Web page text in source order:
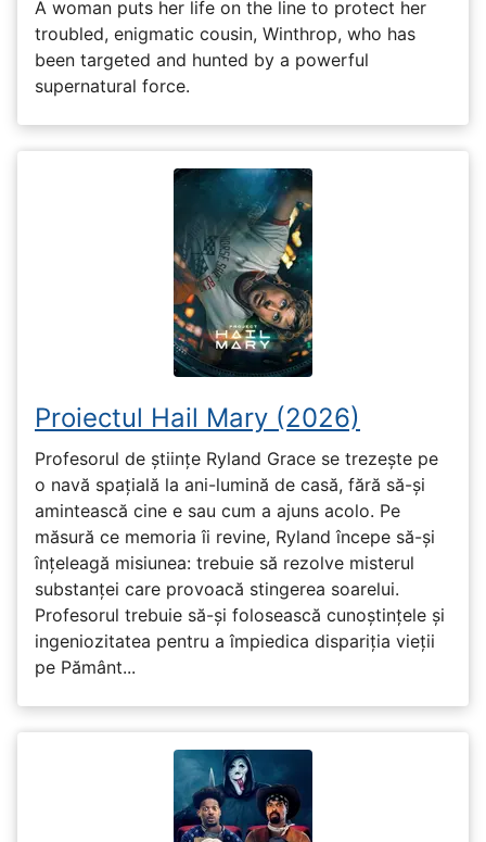
A woman puts her life on the line to protect her
troubled, enigmatic cousin, Winthrop, who has
been targeted and hunted by a powerful
supernatural force.
Proiectul Hail Mary (2026)
Profesorul de științe Ryland Grace se trezește pe
o navă spațială la ani-lumină de casă, fără să-și
amintească cine e sau cum a ajuns acolo. Pe
măsură ce memoria îi revine, Ryland începe să-și
înțeleagă misiunea: trebuie să rezolve misterul
substanței care provoacă stingerea soarelui.
Profesorul trebuie să-și folosească cunoștințele și
ingeniozitatea pentru a împiedica dispariția vieții
pe Pământ...